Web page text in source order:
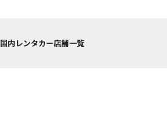
国内レンタカー店舗一覧